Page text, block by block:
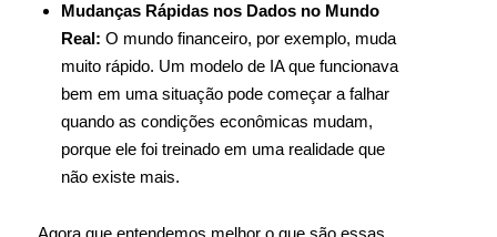
Mudanças Rápidas nos Dados no Mundo
Real: O mundo financeiro, por exemplo, muda
muito rápido. Um modelo de IA que funcionava
bem em uma situação pode começar a falhar
quando as condições econômicas mudam,
porque ele foi treinado em uma realidade que
não existe mais.
Agora que entendemos melhor o que são essas